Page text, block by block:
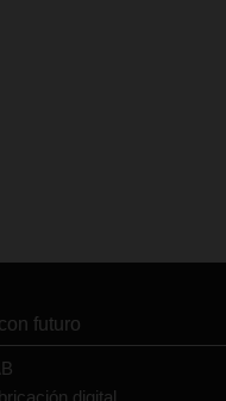
futuro
digital